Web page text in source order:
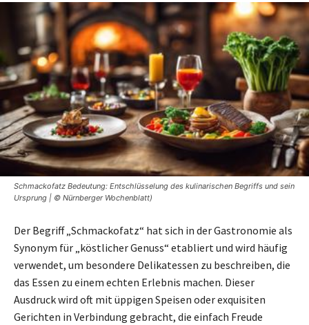
Schmackofatz Bedeutung: Entschlüsselung des kulinarischen Begriffs und sein
Ursprung | © Nürnberger Wochenblatt)
Der Begriff „Schmackofatz“ hat sich in der Gastronomie als
Synonym für „köstlicher Genuss“ etabliert und wird häufig
verwendet, um besondere Delikatessen zu beschreiben, die
das Essen zu einem echten Erlebnis machen. Dieser
Ausdruck wird oft mit üppigen Speisen oder exquisiten
Gerichten in Verbindung gebracht, die einfach Freude